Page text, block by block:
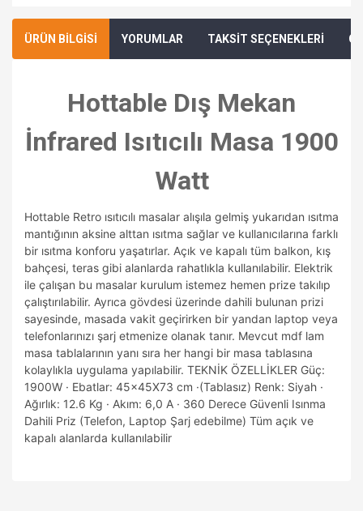
ÜRÜN BİLGİSİ YORUMLAR TAKSİT SEÇENEKLERİ
Hottable Dış Mekan
İnfrared Isıtıcılı Masa 1900
Watt
Hottable Retro ısıtıcılı masalar alışıla gelmiş yukarıdan ısıtma
mantığının aksine alttan ısıtma sağlar ve kullanıcılarına farklı
bir ısıtma konforu yaşatırlar. Açık ve kapalı tüm balkon, kış
bahçesi, teras gibi alanlarda rahatlıkla kullanılabilir. Elektrik
ile çalışan bu masalar kurulum istemez hemen prize takılıp
çalıştırılabilir. Ayrıca gövdesi üzerinde dahili bulunan prizi
sayesinde, masada vakit geçirirken bir yandan laptop veya
telefonlarınızı şarj etmenize olanak tanır. Mevcut mdf lam
masa tablalarının yanı sıra her hangi bir masa tablasına
kolaylıkla uygulama yapılabilir. TEKNİK ÖZELLİKLER Güç:
1900W · Ebatlar: 45x45X73 cm ·(Tablasız) Renk: Siyah ·
Ağırlık: 12.6 Kg · Akım: 6,0 A · 360 Derece Güvenli Isınma
Dahili Priz (Telefon, Laptop Şarj edebilme) Tüm açık ve
kapalı alanlarda kullanılabilir